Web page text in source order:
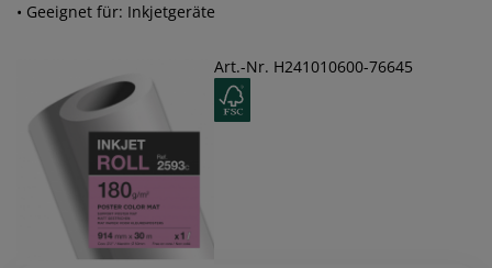
• Geeignet für: Inkjetgeräte
Art.-Nr. H241010600-76645